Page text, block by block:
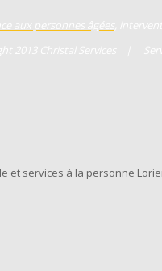
aux personnes âgées ,
2013 Christal Services |
et services à la personne